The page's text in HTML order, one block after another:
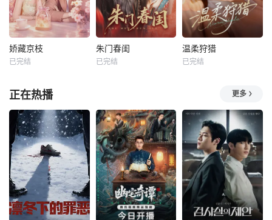
娇藏京枝
已完结
朱门春闺
已完结
温柔狩猎
已完结
正在热播 更多